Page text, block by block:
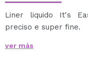
Liner liquido It's
preciso e super fine.
passaggio.
ver más